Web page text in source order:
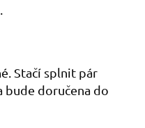
Stačí splnit pár
bude doručena do